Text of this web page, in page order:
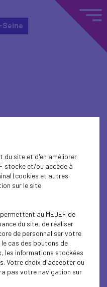
les freins
du site et d'en améliorer
stocke et/ou accède à
(cookies et autres
sur le site
au MEDEF de
du site, de réaliser
de personnaliser votre
cas des boutons de
les informations stockées
Votre choix d'accepter ou
pas votre navigation sur